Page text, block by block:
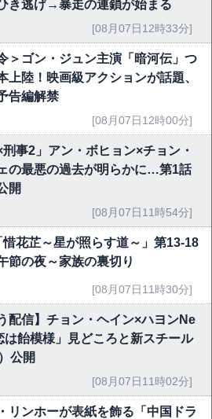
き逃げ→暴走の連鎖が始まる
[08月07日12時33分]
＞ゴン・ジュン主演「暗河伝」つ
上陸！映画級アクションが話題、
告編解禁
[08月07日12時00分]
刑事2」アン・ボヒョン×チョン・
の最悪の過去が明らかに…第1話
開
[08月07日11時54分]
惜花芷～星が照らす道～」第13-18
節の夜～家族の裏切り
[08月07日11時30分]
配信】チョン・ヘイン×ハヨンNe
飴模様」見どころと新スチール
公開
[08月07日11時02分]
リンホーが表紙を飾る「中国ドラ